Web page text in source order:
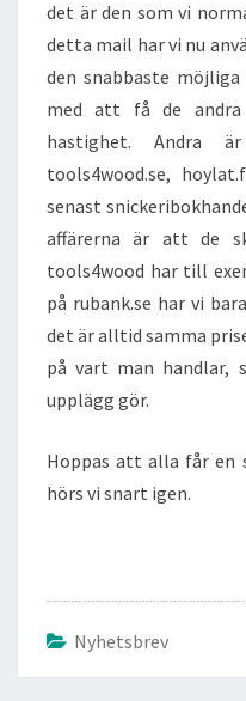
det är den som vi
detta mail har vi nu
den snabbaste möjliga
med att få de
hastighet. Andra
tools4wood.se,
senast
affärerna är att de
tools4wood har till
på rubank.se har vi
det är alltid samma
på vart man handlar,
upplägg gör.
Hoppas att alla får en
hörs vi snart igen.
Nyhetsbrev